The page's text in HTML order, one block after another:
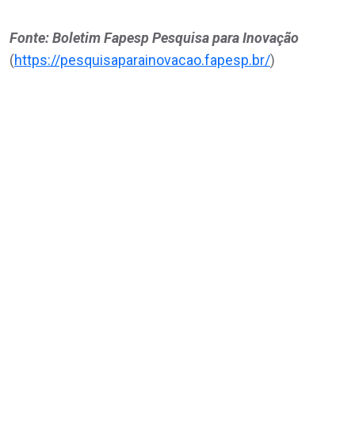
Fonte: Boletim Fapesp Pesquisa para Inovação
(https://pesquisaparainovacao.fapesp.br/)